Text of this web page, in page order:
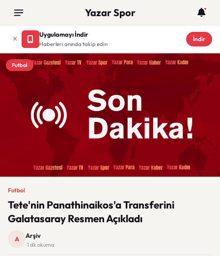
Yazar Spor
Uygulamayı İndir
Haberleri anında takip edin
İndir
Futbol
Futbol
Tete'nin Panathinaikos'a Transferini
Galatasaray Resmen Açıkladı
A Arşiv
· 1 dk okuma